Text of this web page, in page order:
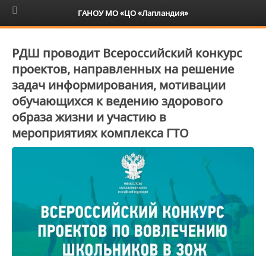
6+
РДШ проводит Всероссийский конкурс
проектов, направленных на решение
задач информирования, мотивации
обучающихся к ведению здорового
образа жизни и участию в
мероприятиях комплекса ГТО
ГАНОУ МО «ЦО «Лапландия»